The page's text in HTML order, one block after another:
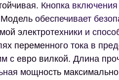
Кнопка
обеспечивает
электротехники и
переменного тока в
с евро вилкой. Длина
мощность